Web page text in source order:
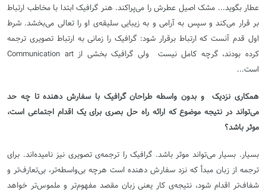
عطار بگوید... مشک اصیل عطرش را می‌پراکند. هنر گرافیک ابتدا با مخاطب ارتباط
بر قرار می‌کند و سپس به آرامی و به زیبایی سلیقه‌ی او را تعالی می‌بخشد. شرط
اول قدم آنست که ارتباط برقرار شود: گرافیک را زمانی به ارتباط تصویری ترجمه
کرده بودند، گرچه کامل نیست ولی گرافیک بخشی ازCommunication art
است...
همکاری نزدیک و بدون واسطه طراحان گرافیک با سفارش دهنده تا چه حد
می‌تواند در نتیجه موضوع که ارائه راه حل بصری برای یک اقدام اجتماعی است،
‌موثر باشد؟
بسیار. بسیار می‌تواند موثر باشد. گرافیک را ترجمه‌ی تصویری نیز نامیده‌اند. برای
ترجمه از زبان مبدأ که نزد سفارش دهنده است هرچه بی‌واسطه‌تر، بی‌تعارف‌تر و
شفاف‌تر اقدام شود، نتیجه‌ی کار یعنی زبان مقصد مفهوم‌تر و ملموس‌تر خواهد